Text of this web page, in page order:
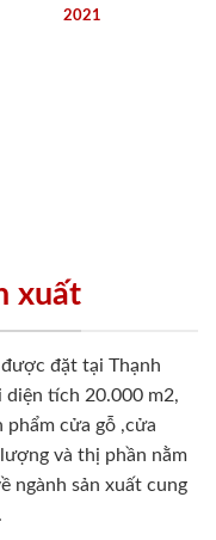
2021
xuất
đặt tại Thạnh
diện tích 20.000 m2,
phẩm cửa gỗ ,cửa
và thị phần nằm
ngành sản xuất cung